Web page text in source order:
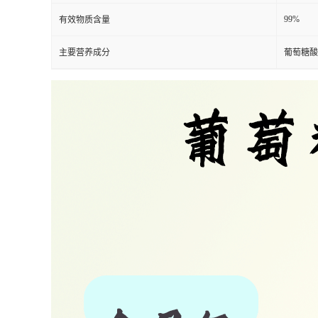
有效物质含量 99%
主要营养成分 葡萄糖